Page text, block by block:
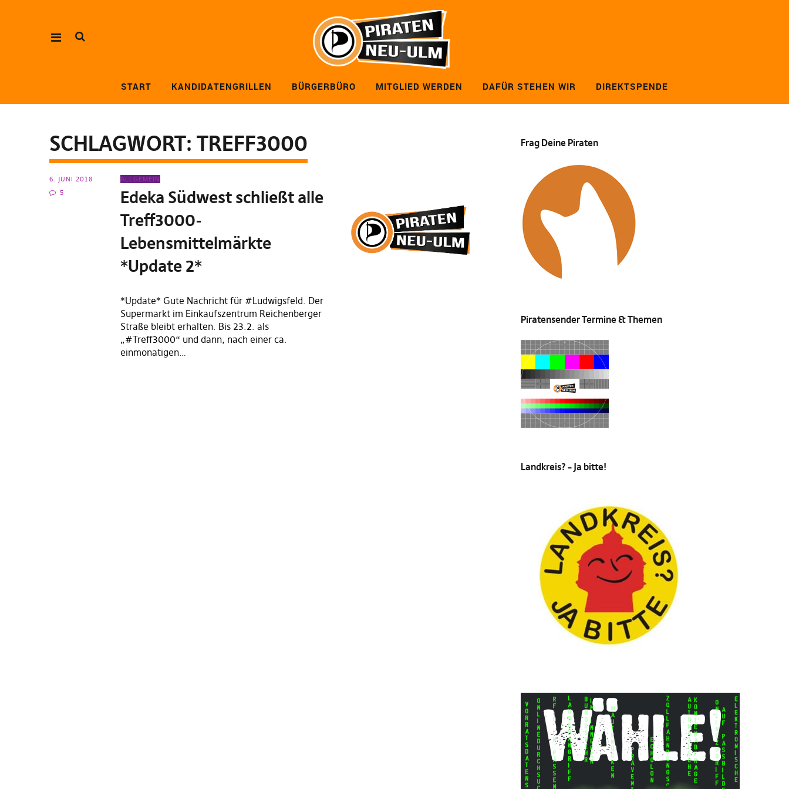
START KANDIDATENGRILLEN BÜRGERBÜRO MITGLIED WERDEN DAFÜR STEHEN WIR DIREKTSPENDE
SCHLAGWORT: TREFF3000
6. JUNI 2018
5
ALLGEMEIN
Edeka Südwest schließt alle
Treff3000-
Lebensmittelmärkte
*Update 2*
*Update* Gute Nachricht für #Ludwigsfeld. Der
Supermarkt im Einkaufszentrum Reichenberger
Straße bleibt erhalten. Bis 23.2. als
„#Treff3000“ und dann, nach einer ca.
einmonatigen…
Frag Deine Piraten
Piratensender Termine & Themen
Landkreis? – Ja bitte!